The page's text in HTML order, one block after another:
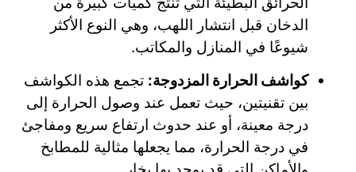
الدخان قبل انتشار اللهب، وهي النوع الأكثر
شيوعًا في المنازل والمكاتب.
كواشف الحرارة المزدوجة: تجمع هذه الكواشف
بين تقنيتين، حيث تعمل عند وصول الحرارة إلى
درجة معينة، أو عند حدوث ارتفاع سريع ومفاجئ
في درجة الحرارة، مما يجعلها مثالية للمطابخ